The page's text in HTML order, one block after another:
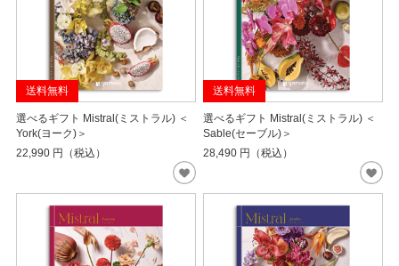
送料無料
選べるギフト Mistral(ミストラル) ＜
York(ヨーク)＞
22,990 円（税込）
送料無料
選べるギフト Mistral(ミストラル) ＜
Sable(セーブル)＞
28,490 円（税込）